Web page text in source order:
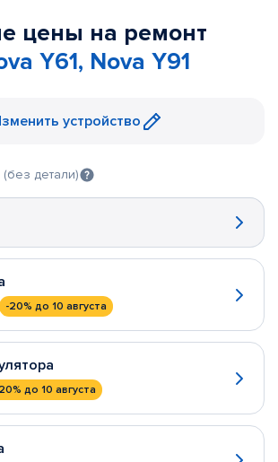
цены на ремонт
Y61, Nova Y91
устройство
детали)
-20% до 10 августа
до 10 августа